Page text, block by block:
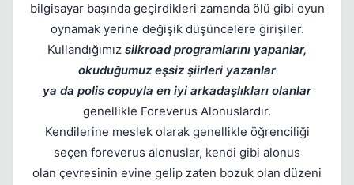
bilgisayar başında geçirdikleri zamanda ölü gibi oyun
oynamak yerine değişik düşüncelere girişiler.
Kullandığımız silkroad programlarını yapanlar,
okuduğumuz eşsiz şiirleri yazanlar
ya da polis copuyla en iyi arkadaşlıkları olanlar
genellikle Foreverus Alonuslardır.
Kendilerine meslek olarak genellikle öğrenciliği
seçen foreverus alonuslar, kendi gibi alonus
olan çevresinin evine gelip zaten bozuk olan düzeni